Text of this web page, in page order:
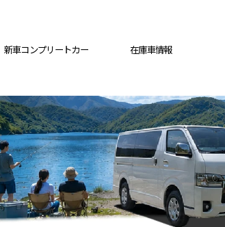
新車コンプリートカー 在庫車情報